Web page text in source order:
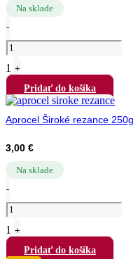
Na sklade
-
1 +
Pridať do košíka
Aprocel Široké rezance 250g
3,00 €
Na sklade
-
1 +
Pridať do košíka